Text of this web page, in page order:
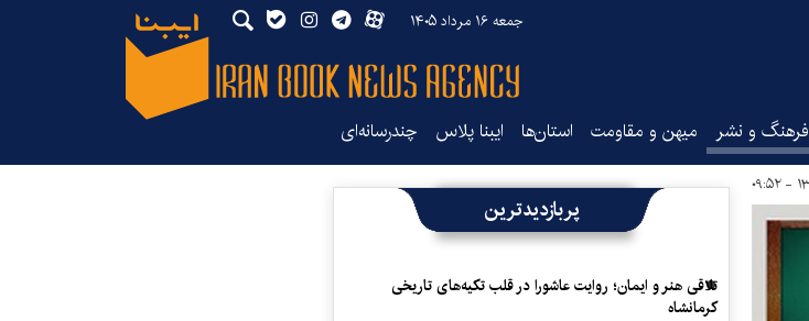
جمعه ۱۶ مرداد ۱۴۰۵
فرهنگ و نشر میهن و مقاومت استان‌ها ایبنا پلاس چندرسانه‌ای
پربازدیدترین
تلاقی هنر و ایمان؛ روایت عاشورا در قلب تکیه‌های تاریخی
کرمانشاه